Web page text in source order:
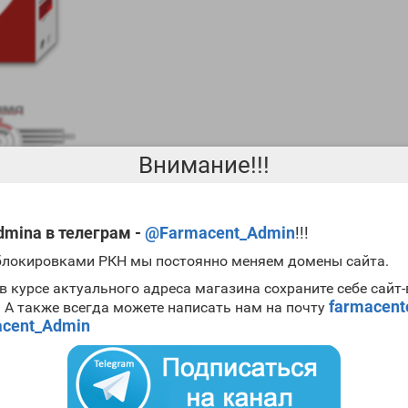
Внимание!!!
в телеграм - @Farmacent_Admin!!!
РКН мы постоянно меняем домены сайта.
актуального адреса магазина сохраните себе
А также всегда можете написать нам на почту
а также он является агонистом рецепторов дофамина.
Apteka
начали использовать в сфере бодибилдинга для
повышения пролактина, а это может привести к
Apteka